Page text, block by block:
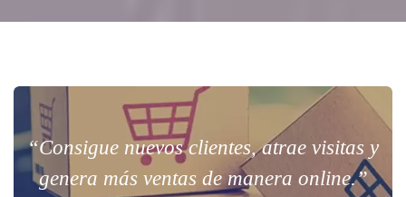
“Consigue nuevos clientes, atrae visitas y
genera más ventas de manera online.”